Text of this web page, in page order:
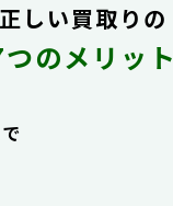
正しい買取りの
のメリット